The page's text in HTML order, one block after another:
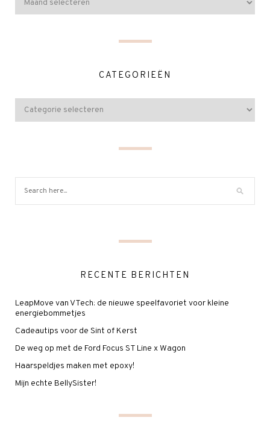
CATEGORIEËN
RECENTE BERICHTEN
LeapMove van VTech: de nieuwe speelfavoriet voor kleine
energiebommetjes
Cadeautips voor de Sint of Kerst
De weg op met de Ford Focus ST Line x Wagon
Haarspeldjes maken met epoxy!
Mijn echte BellySister!